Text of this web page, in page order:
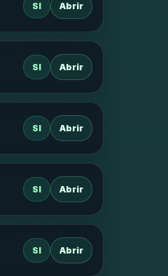
SI Abrir
SI Abrir
SI Abrir
SI Abrir
SI Abrir